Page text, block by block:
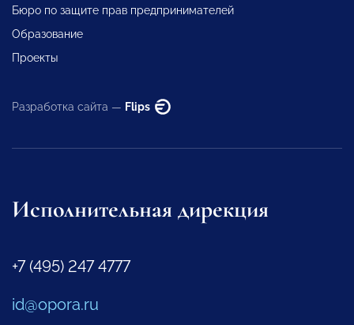
Бюро по защите прав предпринимателей
Образование
Проекты
Разработка сайта — Flips
Исполнительная дирекция
+7 (495) 247 4777
id@opora.ru